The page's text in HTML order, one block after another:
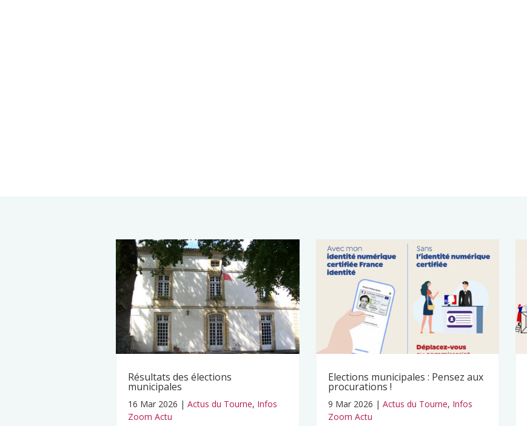
Résultats des élections
municipales
16 Mar 2026 | Actus du Tourne, Infos
Zoom Actu
Elections municipales : Pensez aux
procurations !
9 Mar 2026 | Actus du Tourne, Infos
Zoom Actu